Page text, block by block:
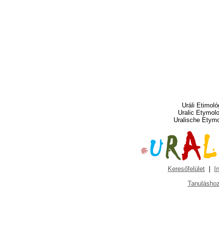
Uráli
Uralic
Uralische
Keresőfelület